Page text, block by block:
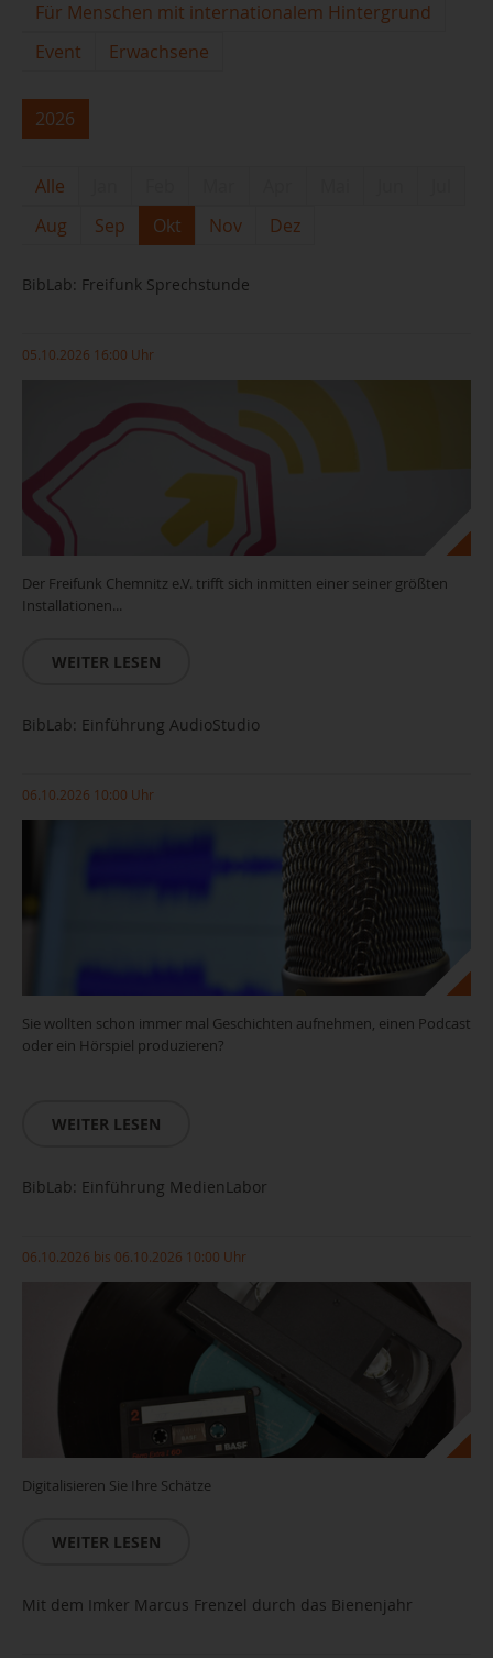
Für Menschen mit internationalem Hintergrund
Event
Erwachsene
2026
Alle
Aug
Sep Okt Nov Dez
BibLab: Freifunk Sprechstunde
05.10.2026 16:00 Uhr
Der Freifunk Chemnitz e.V. trifft sich inmitten einer seiner größten
Installationen...
WEITER LESEN
BibLab: Einführung AudioStudio
06.10.2026 10:00 Uhr
Sie wollten schon immer mal Geschichten aufnehmen, einen Podcast
oder ein Hörspiel produzieren?
WEITER LESEN
BibLab: Einführung MedienLabor
06.10.2026 bis 06.10.2026 10:00 Uhr
Digitalisieren Sie Ihre Schätze
WEITER LESEN
Mit dem Imker Marcus Frenzel durch das Bienenjahr